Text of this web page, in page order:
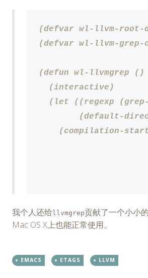
(defvar wl-llvm-
(defvar wl-llvm-
(defun wl-llvmgrep ()
  (interactive)
(let ((regexp
(compilation-
我个人还给llvmgrep贡献了一个小小的
Mac OS X上也能正常使用。
EMACS ETAGS LLVM